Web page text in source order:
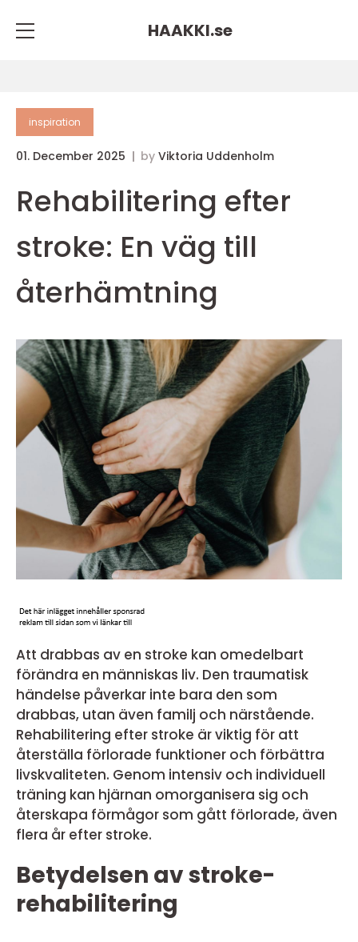
HAAKKI.se
inspiration
01. December 2025 by Viktoria Uddenholm
Rehabilitering efter
stroke: En väg till
återhämtning
Att drabbas av en stroke kan omedelbart
förändra en människas liv. Den traumatisk
händelse påverkar inte bara den som
drabbas, utan även familj och närstående.
Rehabilitering efter stroke är viktig för att
återställa förlorade funktioner och förbättra
livskvaliteten. Genom intensiv och individuell
träning kan hjärnan omorganisera sig och
återskapa förmågor som gått förlorade, även
flera år efter stroke.
Betydelsen av stroke-
rehabilitering